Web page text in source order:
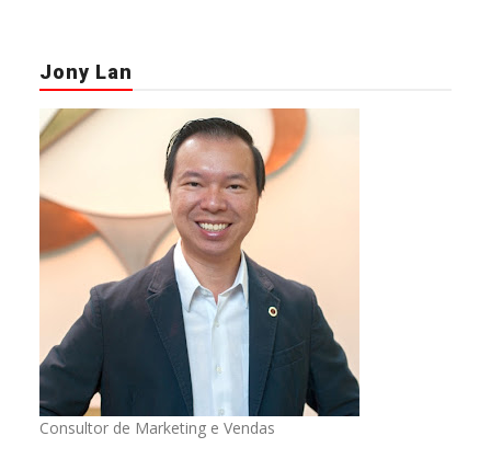
Jony Lan
Consultor de Marketing e Vendas